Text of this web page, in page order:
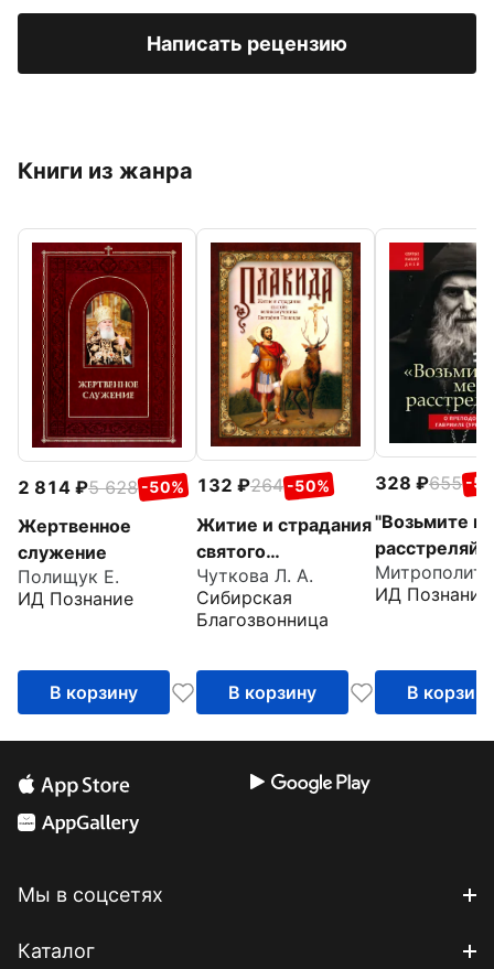
Написать рецензию
Книги из жанра
2 814 5 628 -50%
Жертвенное
служение
Полищук Е.
ИД Познание
В корзину
132 264 -50%
Житие и страдания
святого
великомученика
Евстафия Плакиды
Чуткова Л. А.
Сибирская
Благозвонница
В корзину
328 655 -
"Возьмите
Гаврииле
ИД Познание
В корзину
Мы в соцсетях
Каталог